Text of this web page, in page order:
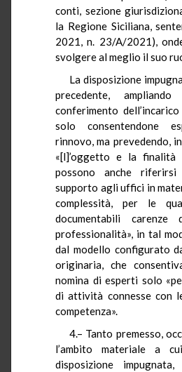
conti, sezione
la Regione Siciliana,
2021, n. 23/A/2021),
svolgere al meglio il suo
La disposizione
precedente,
conferimento
solo consentendone
rinnovo, ma prevedendo,
«[l]’oggetto e la finalità
possono anche
supporto agli uffici in
complessità, per le
documentabili carenze
professionalità», in tal
dal modello configurato
originaria, che
nomina di esperti solo
di attività connesse con
competenza».
4.– Tanto premesso,
l’ambito materiale a
disposizione